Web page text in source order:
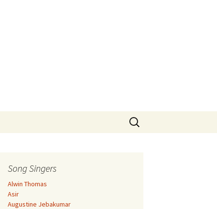
Search
for:
Song Singers
Alwin Thomas
Asir
Augustine Jebakumar